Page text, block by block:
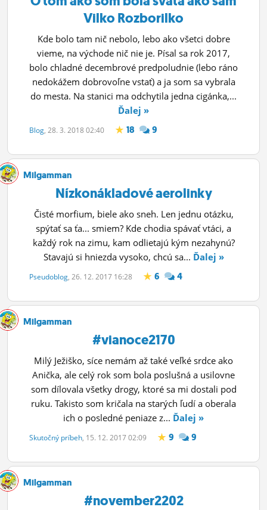
Vilko Rozborilko
Kde bolo tam nič nebolo, lebo ako všetci dobre
vieme, na východe nič nie je. Písal sa rok 2017,
bolo chladné decembrové predpoludnie (lebo ráno
nedokážem dobrovoľne vstať) a ja som sa vybrala
do mesta. Na stanici ma odchytila jedna cigánka,...
Ďalej »
Blog, 28. 3. 2018 02:40 18 9
Milgamman
Nízkonákladové aerolinky
Čisté morfium, biele ako sneh. Len jednu otázku,
spýtať sa ťa... smiem? Kde chodia spávať vtáci, a
každý rok na zimu, kam odlietajú kým nezahynú?
Stavajú si hniezda vysoko, chcú sa... Ďalej »
Pseudoblog, 26. 12. 2017 16:28 6 4
Milgamman
#vianoce2170
Milý Ježiško, síce nemám až také veľké srdce ako
Anička, ale celý rok som bola poslušná a usilovne
som dílovala všetky drogy, ktoré sa mi dostali pod
ruku. Takisto som kričala na starých ľudí a oberala
ich o posledné peniaze z... Ďalej »
Skutočný príbeh, 15. 12. 2017 02:09 9 9
Milgamman
#november2202